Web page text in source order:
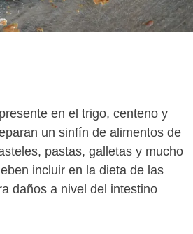
en el trigo, centeno y
un sinfín de alimentos de
pastas, galletas y mucho
incluir en la dieta de las
daños a nivel del intestino